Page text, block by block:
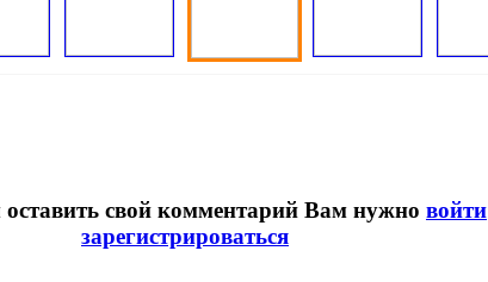
оставить свой комментарий Вам нужно войти
зарегистрироваться